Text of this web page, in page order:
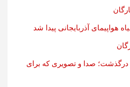
هواپیمای آذربایجانی پیدا شد
درگذشت؛ صدا و تصویری که برای